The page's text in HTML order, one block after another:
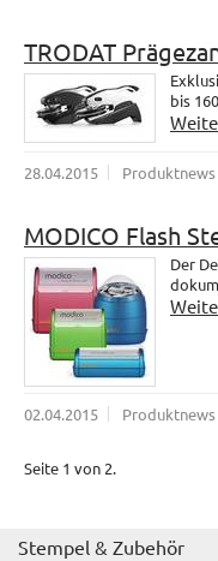
TRODAT
bis
28.04.2015 Produktnews
MODICO Flash
Der
02.04.2015 Produktnews
Seite 1 von 2.
Stempel & Zubehör